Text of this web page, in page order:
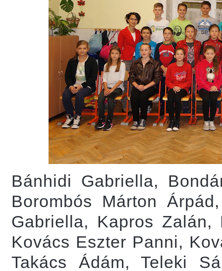
Bánhidi Gabriella,
Borombós Márton
Gabriella, Kapros
Kovács Eszter Panni,
Takács Ádám, Teleki